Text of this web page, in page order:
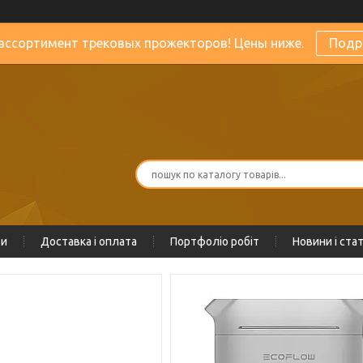
трековых прожекторов! Цены ниже.
Доставка і оплата Портфоліо робіт Новини і